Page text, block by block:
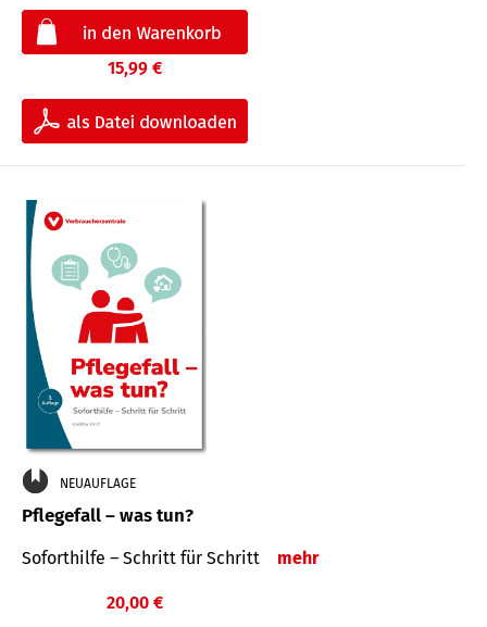
15,99 €
NEUAUFLAGE
Pflegefall – was tun?
Soforthilfe – Schritt für Schritt mehr
20,00 €